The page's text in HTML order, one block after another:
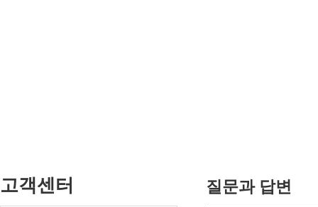
고객센터 질문과 답변